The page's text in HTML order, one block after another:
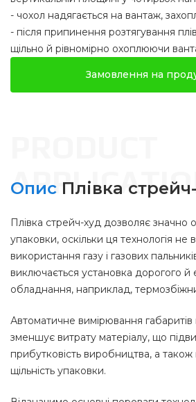
- чохол надягається на вантаж,
- після припинення розтягування
щільно й рівномірно охоплюючи
Замовлення на
Опис Плівка
Плівка стрейч-худ дозволяє значно
упаковки, оскільки ця технологія не
використання газу і газових
виключається установка дорогого й
обладнання, наприклад,
Автоматичне вимірювання габаритів
зменшує витрату матеріалу, що
прибутковість виробництва, а також
щільність упаковки.